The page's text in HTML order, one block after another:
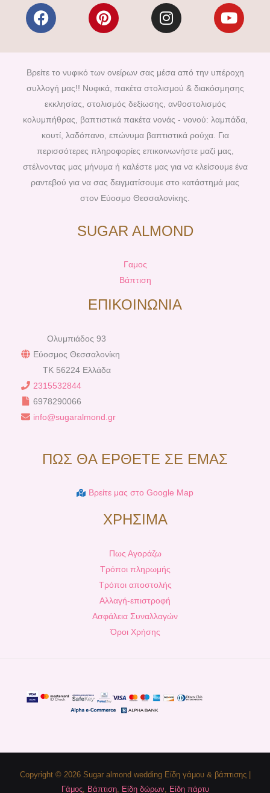
F
a
e
b
o
o
k
P
i
t
e
r
e
s
t
I
n
t
a
g
r
a
m
Y
o
t
u
b
Βρείτε το νυφικό των ονείρων σας μέσα από την υπέροχη
συλλογή μας!! Νυφικά, πακέτα στολισμού & διακόσμησης
εκκλησίας, στολισμός δεξίωσης, ανθοστολισμός
κολυμπήθρας, βαπτιστικά πακέτα νονάς - νονού: λαμπάδα,
κουτί, λαδόπανο, επώνυμα βαπτιστικά ρούχα. Για
περισσότερες πληροφορίες επικοινωνήστε μαζί μας,
στέλνοντας μας μήνυμα ή καλέστε μας για να κλείσουμε ένα
ραντεβού για να σας δειγματίσουμε στο κατάστημά μας
στον Εύοσμο Θεσσαλονίκης.
SUGAR ALMOND
Γαμος
Βάπτιση
ΕΠΙΚΟΙΝΩΝΙΑ
Ολυμπιάδος 93
Εύοσμος Θεσσαλονίκη
TK 56224 Ελλάδα
2315532844
6978290066
info@sugaralmond.gr
ΠΩΣ ΘΑ ΕΡΘΕΤΕ ΣΕ ΕΜΑΣ
Βρείτε μας στο Google Map
ΧΡΗΣΙΜΑ
Πως Αγοράζω
Τρόποι πληρωμής
Τρόποι αποστολής
Αλλαγή-επιστροφή
Ασφάλεια Συναλλαγών
Όροι Χρήσης
Copyright © 2026 Sugar almond wedding Είδη γάμου & βάπτισης |
Γάμος, Βάπτιση, Είδη δώρων Είδη πάρτυ